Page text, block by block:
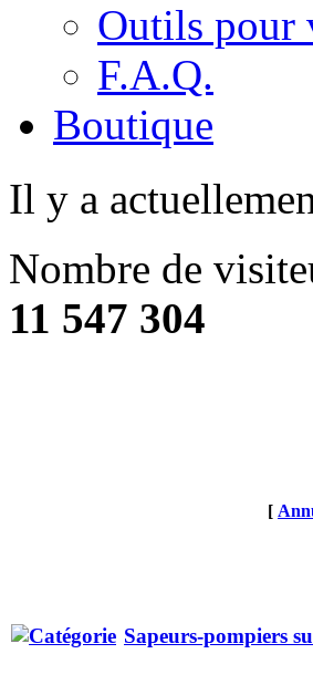
Outils pour
F.A.Q.
Boutique
Il y a
Nombre de
11 547 304
[
Sapeurs-pompiers